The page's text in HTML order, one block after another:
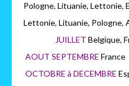
Pologne, Lituanie,
Lettonie, Lituanie,
JUILLET
AOUT SEPTEMBRE
OCTOBRE à DECEMBRE